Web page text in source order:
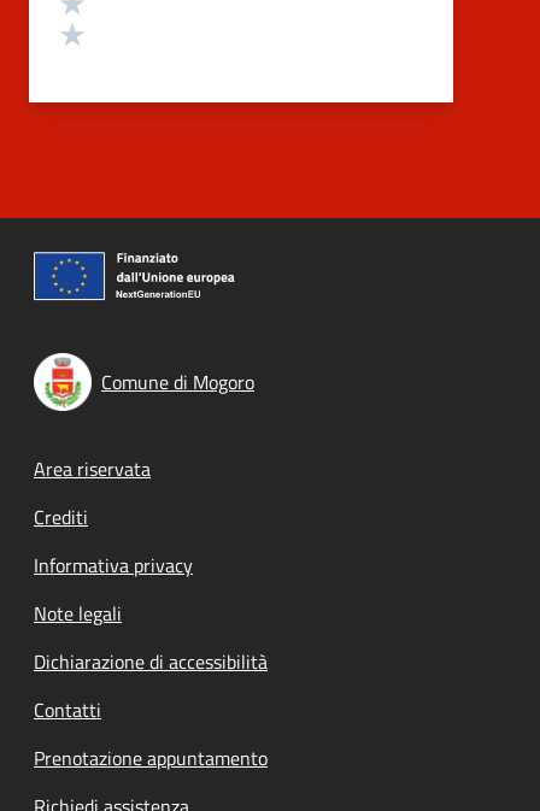
Comune di Mogoro
Footer menu
Area riservata
Crediti
Informativa privacy
Note legali
Dichiarazione di accessibilità
Contatti
Prenotazione appuntamento